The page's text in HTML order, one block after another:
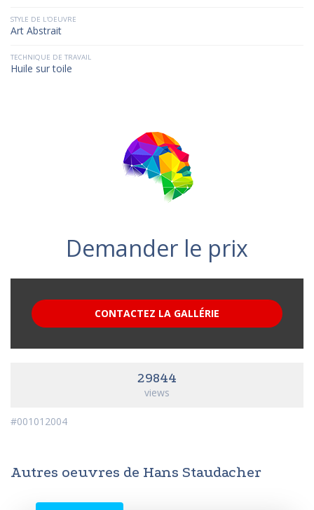
STYLE DE L'OEUVRE
Art Abstrait
TECHNIQUE DE TRAVAIL
Huile sur toile
Demander le prix
CONTACTEZ LA GALLÉRIE
29844
views
#001012004
Autres oeuvres de Hans Staudacher